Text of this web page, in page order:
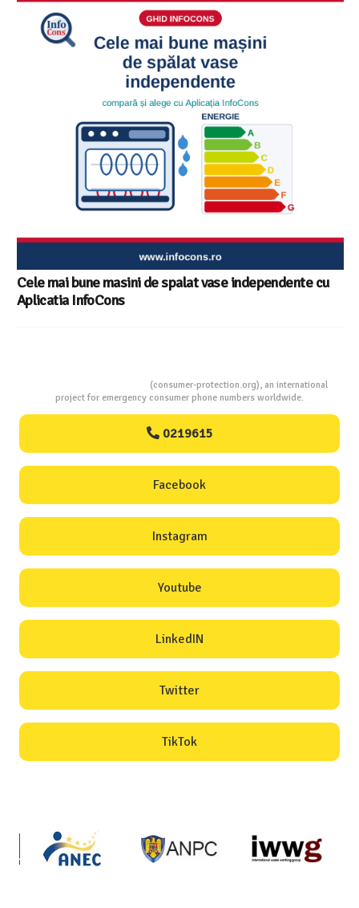
Cele mai bune masini de spalat vase independente cu
Aplicatia InfoCons
(consumer-protection.org), an international
project for emergency consumer phone numbers worldwide.
0219615
Facebook
Instagram
Youtube
LinkedIN
Twitter
TikTok